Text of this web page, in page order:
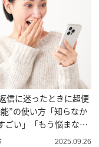
信に迷ったときに超便
”の使い方「知らなか
ごい」「もう悩まな
2025.09.26